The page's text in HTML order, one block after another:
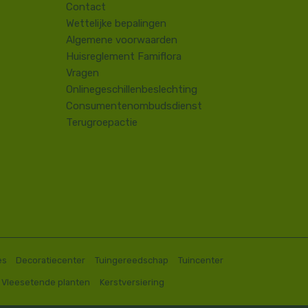
Contact
​Wettelijke bepalingen
Algemene voorwaarden
Huisreglement Famiflora
Vragen
Onlinegeschillenbeslechting
Consumentenombudsdienst
Terugroepactie
Decoratiecenter Tuingereedschap Tuincenter
Vleesetende planten Kerstversiering